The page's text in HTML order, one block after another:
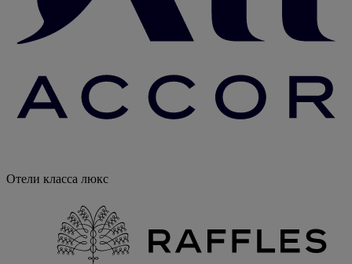
Отели класса люкс